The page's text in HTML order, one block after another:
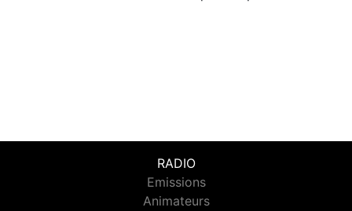
RADIO
Emissions
Animateurs